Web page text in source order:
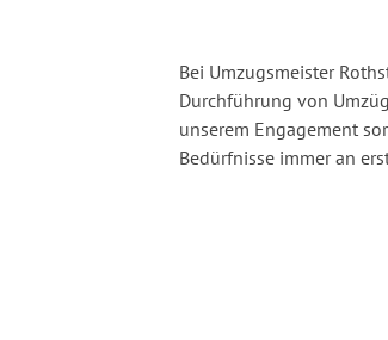
Bei Umzugsmeister
Durchführung von
unserem Engagement
Bedürfnisse immer an